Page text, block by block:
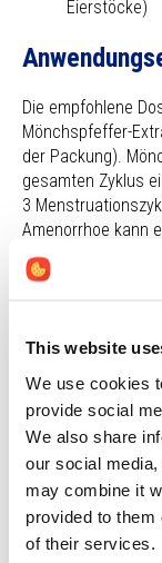
This website
We use cookies
provide social
We also share
our social
may combine it
provided to them
of their services.
Eierstöcke)
Die empfohlene
Mönchspfeffer-
der Packung).
gesamten Zyklus
3
Amenorrhoe kann
deutlich länger
Durch die
Antibabypille
höhere
Verwenden
und